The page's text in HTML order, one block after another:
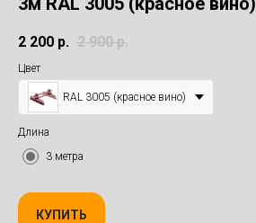
2 200 р. 2 900 р.
Цвет
RAL 3005 (красное вино)
Длина
3 метра
КУПИТЬ